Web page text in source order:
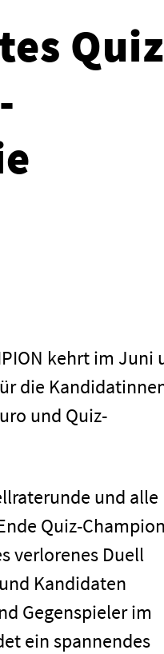
Quiz
kehrt im Juni
die
und Quiz-
und alle
Quiz-
verlorenes Duell
Kandidaten
Gegenspieler im
ein spannendes